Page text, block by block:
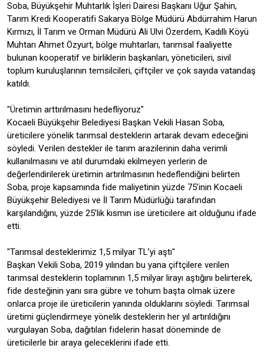
Soba, Büyükşehir Muhtarlık İşleri Dairesi Başkanı Uğur Şahin,
Tarım Kredi Kooperatifi Sakarya Bölge Müdürü Abdürrahim Harun
Kırmızı, İl Tarım ve Orman Müdürü Ali Ulvi Özerdem, Kadıllı Köyü
Muhtarı Ahmet Özyurt, bölge muhtarları, tarımsal faaliyette
bulunan kooperatif ve birliklerin başkanları, yöneticileri, sivil
toplum kuruluşlarının temsilcileri, çiftçiler ve çok sayıda vatandaş
katıldı.
"Üretimin arttırılmasını hedefliyoruz"
Kocaeli Büyükşehir Belediyesi Başkan Vekili Hasan Soba,
üreticilere yönelik tarımsal desteklerin artarak devam edeceğini
söyledi. Verilen destekler ile tarım arazilerinin daha verimli
kullanılmasını ve atıl durumdaki ekilmeyen yerlerin de
değerlendirilerek üretimin artırılmasının hedeflendiğini belirten
Soba, proje kapsamında fide maliyetinin yüzde 75’inin Kocaeli
Büyükşehir Belediyesi ve İl Tarım Müdürlüğü tarafından
karşılandığını, yüzde 25’lik kısmın ise üreticilere ait olduğunu ifade
etti.
"Tarımsal desteklerimiz 1,5 milyar TL’yi aştı"
Başkan Vekili Soba, 2019 yılından bu yana çiftçilere verilen
tarımsal desteklerin toplamının 1,5 milyar lirayı aştığını belirterek,
fide desteğinin yanı sıra gübre ve tohum başta olmak üzere
onlarca proje ile üreticilerin yanında olduklarını söyledi. Tarımsal
üretimi güçlendirmeye yönelik desteklerin her yıl artırıldığını
vurgulayan Soba, dağıtılan fidelerin hasat döneminde de
üreticilerle bir araya geleceklerini ifade etti.